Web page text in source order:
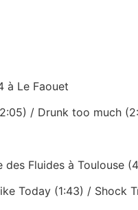
à Le Faouet
/ Drunk too much
Fluides à Toulouse
Today (1:43) / Shock